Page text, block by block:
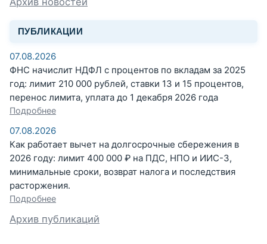
ПУБЛИКАЦИИ
07.08.2026
ФНС начислит НДФЛ с процентов по вкладам за 2025
год: лимит 210 000 рублей, ставки 13 и 15 процентов,
перенос лимита, уплата до 1 декабря 2026 года
Подробнее
07.08.2026
Как работает вычет на долгосрочные сбережения в
2026 году: лимит 400 000 ₽ на ПДС, НПО и ИИС-3,
минимальные сроки, возврат налога и последствия
расторжения.
Подробнее
Архив публикаций